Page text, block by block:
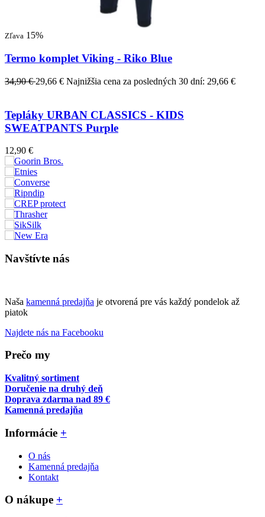
Zľava 15%
Termo komplet Viking - Riko Blue
34,90 €29,66 € Najnižšia cena za posledných 30 dní: 29,66 €
Tepláky URBAN CLASSICS - KIDS
SWEATPANTS Purple
12,90 €
Navštívte nás
Naša kamenná predajňa je otvorená pre vás každý pondelok až
piatok
Najdete nás na Facebooku
Prečo my
Kvalitný sortiment
Doručenie na druhý deň
Doprava zdarma nad 89 €
Kamenná predajňa
Informácie +
O nás
Kamenná predajňa
Kontakt
O nákupe +